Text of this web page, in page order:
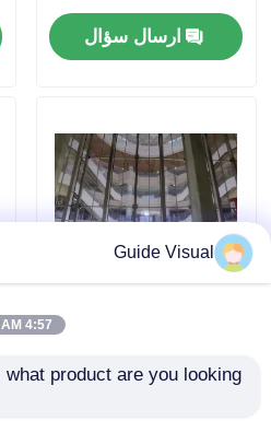
سفارشی
ارسال سؤال
صفحه نمایش تبلیغاتی ال
شفاف داخلی و خارجی
Guide Visual
4:57 AM
what product are you looking